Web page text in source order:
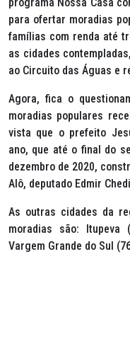
programa Nossa Casa
para ofertar moradias
famílias com renda até
as cidades
ao Circuito das Águas e
Agora, fica o
moradias populares
vista que o prefeito
ano, que até o final do
dezembro de 2020,
Alô, deputado Edmir
As outras cidades da
moradias são: Itupeva
Vargem Grande do Sul